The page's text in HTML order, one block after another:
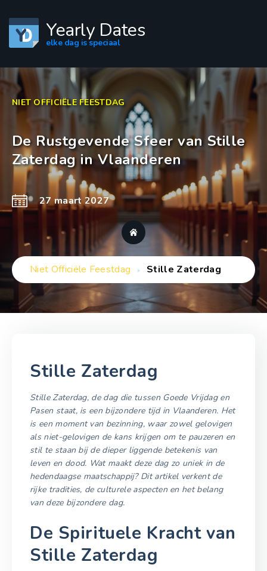
Yearly Dates
elke dag is speciaal
NIET OFFICIËLE FEESTDAG
De Rustgevende Sfeer van Stille
Zaterdag in Vlaanderen
27 maart 2027
Niet Officiële Feestdag Stille Zaterdag
Stille Zaterdag
Stille Zaterdag, de dag die tussen Goede Vrijdag en
Pasen staat, is een bijzondere tijd in Vlaanderen. Het
is een moment van bezinning, waar zowel gelovigen
als niet-gelovigen de kans krijgen om te pauzeren en
stil te staan bij de dieper liggende betekenis van
leven en dood. Wat maakt deze dag zo uniek in de
hedendaagse maatschappij? Dit artikel verkent de
rijke tradities, de culturele aspecten en het belang
van deze bijzondere dag.
De Spirituele Kracht van
Stille Zaterdag